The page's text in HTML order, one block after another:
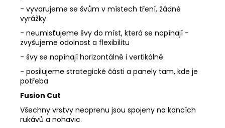
- vyvarujeme se švům v místech tření, žádné
vyrážky
- neumisťujeme švy do míst, která se napínají -
zvyšujeme odolnost a flexibilitu
- švy se napínají horizontálně i vertikálně
- posilujeme strategické části a panely tam, kde je
potřeba
Fusion Cut
Všechny vrstvy neoprenu jsou spojeny na koncích
rukávů a nohavic.